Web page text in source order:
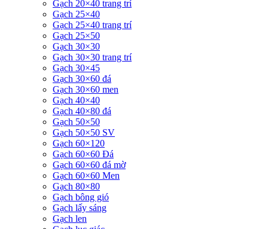
Gạch 20×40 trang trí
Gạch 25×40
Gạch 25×40 trang trí
Gạch 25×50
Gạch 30×30
Gạch 30×30 trang trí
Gạch 30×45
Gạch 30×60 đá
Gạch 30×60 men
Gạch 40×40
Gạch 40×80 đá
Gạch 50×50
Gạch 50×50 SV
Gạch 60×120
Gạch 60×60 Đá
Gạch 60×60 đá mờ
Gạch 60×60 Men
Gạch 80×80
Gạch bông gió
Gạch lấy sáng
Gạch len